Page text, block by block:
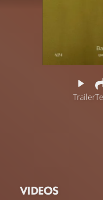
Trailer
Kahle, verschachtelte
Leuchtstoffröhren: Die
neue Art von Albtraum,
VIDEOS